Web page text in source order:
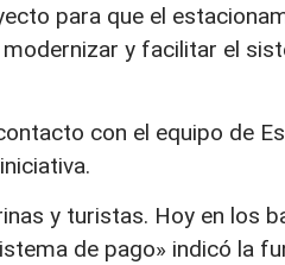
para que el
y facilitar el
con el equipo de
y turistas. Hoy en los
de pago» indicó la